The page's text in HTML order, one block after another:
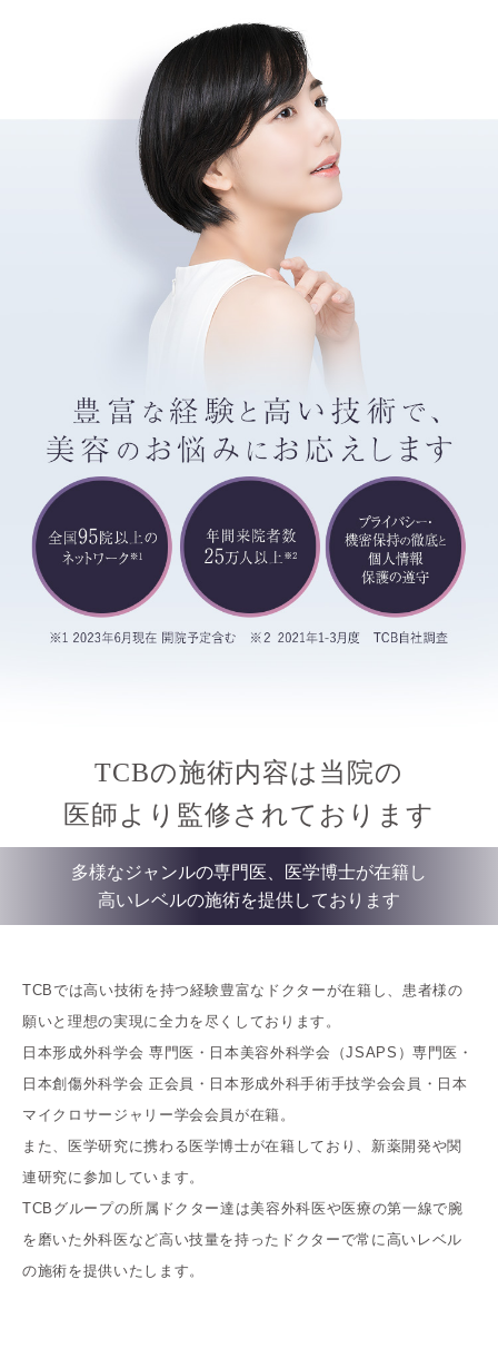
TCBの施術内容は当院の
医師より監修されております
多様なジャンルの専門医、医学博士が在籍し
高いレベルの施術を提供しております
TCBでは高い技術を持つ経験豊富なドクターが在籍し、患者様の
願いと理想の実現に全力を尽くしております。
日本形成外科学会 専門医・日本美容外科学会（JSAPS）専門医・
日本創傷外科学会 正会員・日本形成外科手術手技学会会員・日本
マイクロサージャリー学会会員が在籍。
また、医学研究に携わる医学博士が在籍しており、新薬開発や関
連研究に参加しています。
TCBグループの所属ドクター達は美容外科医や医療の第一線で腕
を磨いた外科医など高い技量を持ったドクターで常に高いレベル
の施術を提供いたします。